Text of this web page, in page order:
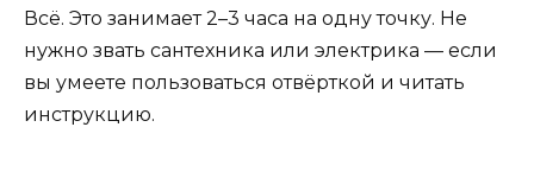
Всё. Это занимает 2–3 часа на одну точку. Не
нужно звать сантехника или электрика — если
вы умеете пользоваться отвёрткой и читать
инструкцию.